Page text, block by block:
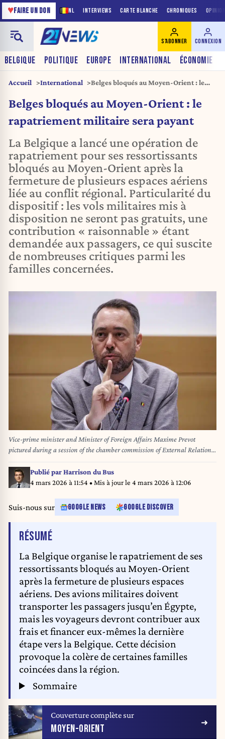
NL INTERVIEWS CARTE BLANCHE CHRONIQUES
♥FAIRE UN DON
BELGIQUE POLITIQUE EUROPE INTERNATIONAL ÉCONOMIE
S'ABONNER CONNEXION
Accueil International
Belges bloqués au Moyen-Orient : le
Belges bloqués au Moyen-Orient : le
rapatriement militaire sera payant
La Belgique a lancé une opération de
rapatriement pour ses ressortissants
bloqués au Moyen-Orient après la
fermeture de plusieurs espaces aériens
liée au conflit régional. Particularité du
dispositif : les vols militaires mis à
disposition ne seront pas gratuits, une
contribution « raisonnable » étant
demandée aux passagers, ce qui suscite
de nombreuses critiques parmi les
familles concernées.
Vice-prime minister and Minister of Foreign Affairs Maxime Prevot
pictured during a session of the chamber commission of External Relations,
at the federal parliament, in Brussels, Wednesday 03 September 2025.
Today's session will discuss the agreement the Government reached
regarding sanction on Israel. BELGA PHOTO NICOLAS MAETERLINCK
Publié parHarrison du Bus
4 mars 2026 à 11:54 • Mis à jour le 4 mars 2026 à 12:06
Suis-nous sur GOOGLE NEWS GOOGLE DISCOVER
RÉSUMÉDE L'ARTICLE
La Belgique organise le rapatriement de ses
ressortissants bloqués au Moyen-Orient
après la fermeture de plusieurs espaces
aériens. Des avions militaires doivent
transporter les passagers jusqu’en Égypte,
mais les voyageurs devront contribuer aux
frais et financer eux-mêmes la dernière
étape vers la Belgique. Cette décision
provoque la colère de certaines familles
coincées dans la région.
Sommaire
Couverture complète sur
MOYEN-ORIENT